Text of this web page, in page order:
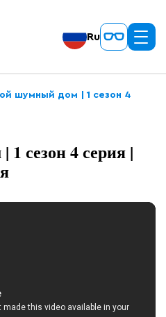
Ru
шумный дом | 1 сезон 4
сезон 4 серия |